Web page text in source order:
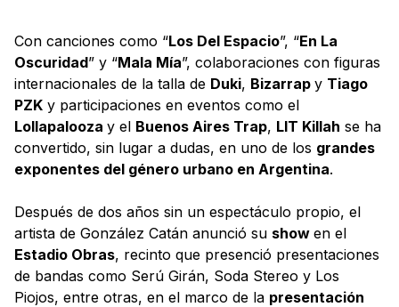
Con canciones como “Los Del Espacio”, “En La
Oscuridad” y “Mala Mía”, colaboraciones con figuras
internacionales de la talla de Duki, Bizarrap y Tiago
PZK y participaciones en eventos como el
Lollapalooza y el Buenos Aires Trap, LIT Killah se ha
convertido, sin lugar a dudas, en uno de los grandes
exponentes del género urbano en Argentina.
Después de dos años sin un espectáculo propio, el
artista de González Catán anunció su show en el
Estadio Obras, recinto que presenció presentaciones
de bandas como Serú Girán, Soda Stereo y Los
Piojos, entre otras, en el marco de la presentación